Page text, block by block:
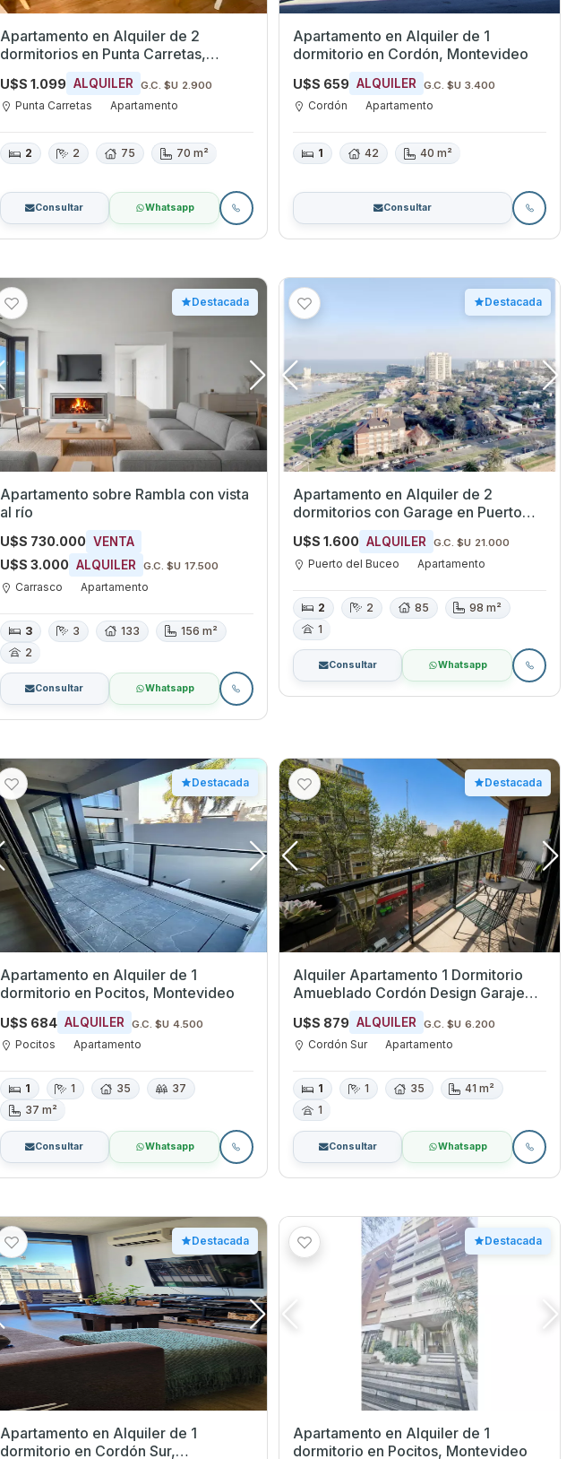
Apartamento en Alquiler de 2
dormitorios en Punta Carretas,
Montevideo
U$S 1.099 ALQUILER G.C. $U 2.900
Punta Carretas Apartamento
2 2 75 70 m²
Consultar Whatsapp
Apartamento en Alquiler de 1
dormitorio en Cordón, Montevideo
U$S 659 ALQUILER G.C. $U 3.400
Cordón Apartamento
1 42 40 m²
Consultar
Destacada
Apartamento sobre Rambla con vista
al río
U$S 730.000 VENTA
U$S 3.000 ALQUILER G.C. $U 17.500
Carrasco Apartamento
3 3 133
156 m²
2
Consultar Whatsapp
Destacada
Apartamento en Alquiler de 2
dormitorios con Garage en Puerto
del Buceo, Montevideo
U$S 1.600 ALQUILER G.C. $U 21.000
Puerto del Buceo Apartamento
2 2 85
98 m²
1
Consultar Whatsapp
Destacada
Apartamento en Alquiler de 1
dormitorio en Pocitos, Montevideo
U$S 684 ALQUILER G.C. $U 4.500
Pocitos Apartamento
1 1 35
37
37 m²
Consultar Whatsapp
Destacada
Alquiler Apartamento 1 Dormitorio
Amueblado Cordón Design Garaje
Opcional amenities
U$S 879 ALQUILER G.C. $U 6.200
Cordón Sur Apartamento
1 1 35
41 m²
1
Consultar Whatsapp
Destacada
Apartamento en Alquiler de 1
dormitorio en Cordón Sur,
Destacada
Apartamento en Alquiler de 1
dormitorio en Pocitos, Montevideo